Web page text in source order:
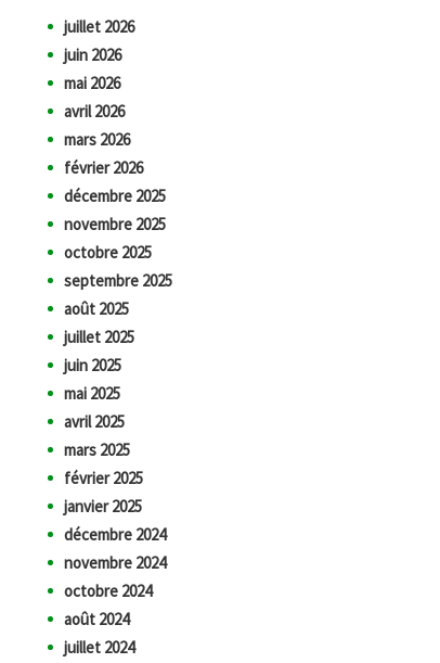
juillet 2026
juin 2026
mai 2026
avril 2026
mars 2026
février 2026
décembre 2025
novembre 2025
octobre 2025
septembre 2025
août 2025
juillet 2025
juin 2025
mai 2025
avril 2025
mars 2025
février 2025
janvier 2025
décembre 2024
novembre 2024
octobre 2024
août 2024
juillet 2024